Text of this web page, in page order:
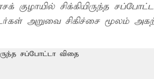
குழாயில் சிக்கியிருந்த
அறுவை சிகிச்சை மூலம்